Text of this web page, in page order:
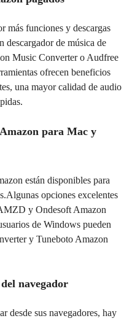
más funciones y descargas
descargador de música de
Music Converter o Audfree
ofrecen beneficios
una mayor calidad de audio
para Mac y
están disponibles para
opciones excelentes
y Ondesoft Amazon
de Windows pueden
y Tuneboto Amazon
navegador
desde sus navegadores, hay